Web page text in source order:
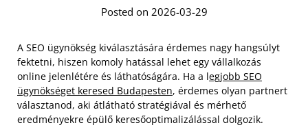
Posted on 2026-03-29
A SEO ügynökség kiválasztására érdemes nagy hangsúlyt
fektetni, hiszen komoly hatással lehet egy vállalkozás
online jelenlétére és láthatóságára. Ha a legjobb SEO
ügynökséget keresed Budapesten, érdemes olyan partnert
választanod, aki átlátható stratégiával és mérhető
eredményekre épülő keresőoptimalizálással dolgozik.